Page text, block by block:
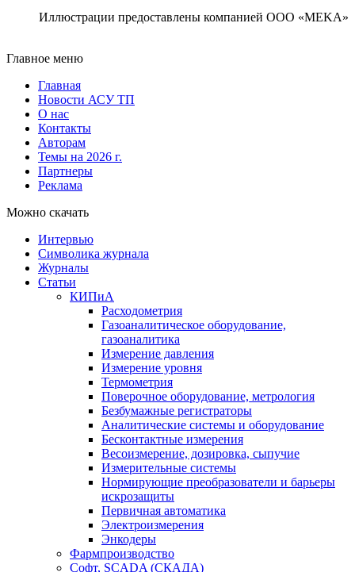
Иллюстрации предоставлены компанией ООО «МEKA»
Главное меню
Главная
Новости АСУ ТП
О нас
Контакты
Авторам
Темы на 2026 г.
Партнеры
Реклама
Можно скачать
Интервью
Символика журнала
Журналы
Статьи
КИПиА
Расходометрия
Газоаналитическое оборудование,
газоаналитика
Измерение давления
Измерение уровня
Термометрия
Поверочное оборудование, метрология
Безбумажные регистраторы
Аналитические системы и оборудование
Бесконтактные измерения
Весоизмерение, дозировка, сыпучие
Измерительные системы
Нормирующие преобразователи и барьеры
искрозащиты
Первичная автоматика
Электроизмерения
Энкодеры
Фармпроизводство
Софт, SCADA (СКАДА)